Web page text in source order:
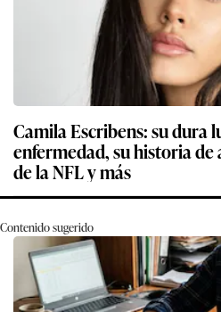
Camila Escribens: su dura
enfermedad, su historia
de la NFL y más
Contenido sugerido